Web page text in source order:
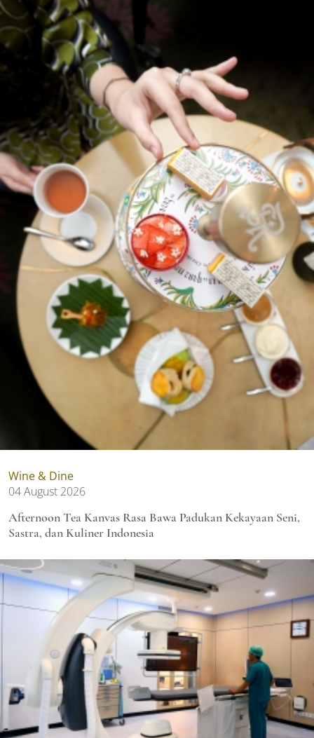
Wine & Dine
04 August 2026
Afternoon Tea Kanvas Rasa Bawa Padukan Kekayaan Seni,
Sastra, dan Kuliner Indonesia